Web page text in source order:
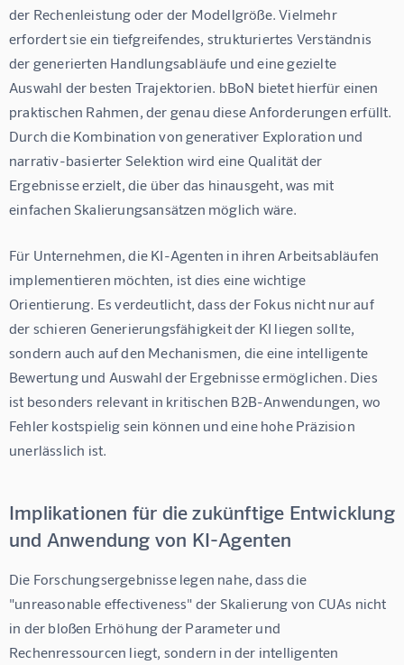
der Rechenleistung oder der Modellgröße. Vielmehr
erfordert sie ein tiefgreifendes, strukturiertes Verständnis
der generierten Handlungsabläufe und eine gezielte
Auswahl der besten Trajektorien. bBoN bietet hierfür einen
praktischen Rahmen, der genau diese Anforderungen erfüllt.
Durch die Kombination von generativer Exploration und
narrativ-basierter Selektion wird eine Qualität der
Ergebnisse erzielt, die über das hinausgeht, was mit
einfachen Skalierungsansätzen möglich wäre.
Für Unternehmen, die KI-Agenten in ihren Arbeitsabläufen
implementieren möchten, ist dies eine wichtige
Orientierung. Es verdeutlicht, dass der Fokus nicht nur auf
der schieren Generierungsfähigkeit der KI liegen sollte,
sondern auch auf den Mechanismen, die eine intelligente
Bewertung und Auswahl der Ergebnisse ermöglichen. Dies
ist besonders relevant in kritischen B2B-Anwendungen, wo
Fehler kostspielig sein können und eine hohe Präzision
unerlässlich ist.
Implikationen für die zukünftige Entwicklung
und Anwendung von KI-Agenten
Die Forschungsergebnisse legen nahe, dass die
"unreasonable effectiveness" der Skalierung von CUAs nicht
in der bloßen Erhöhung der Parameter und
Rechenressourcen liegt, sondern in der intelligenten